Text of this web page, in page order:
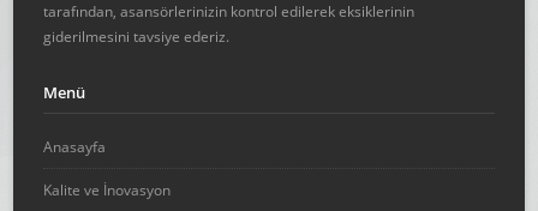
tarafından, asansörlerinizin kontrol edilerek eksiklerinin
giderilmesini tavsiye ederiz.
Menü
Anasayfa
Kalite ve İnovasyon